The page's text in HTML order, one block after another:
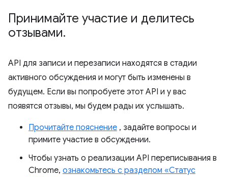
Принимайте участие и делитесь
отзывами.
API для записи и перезаписи находятся в стадии
активного обсуждения и могут быть изменены в
будущем. Если вы попробуете этот API и у вас
появятся отзывы, мы будем рады их услышать.
Прочитайте пояснение , задайте вопросы и
примите участие в обсуждении.
Чтобы узнать о реализации API переписывания в
Chrome, ознакомьтесь с разделом «Статус